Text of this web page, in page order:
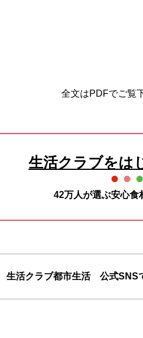
全文はPDFでご覧
生活クラブをは
42万人が選ぶ安心食
生活クラブ都市生活 公式SNS